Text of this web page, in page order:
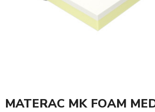
MATERAC MK FOAM